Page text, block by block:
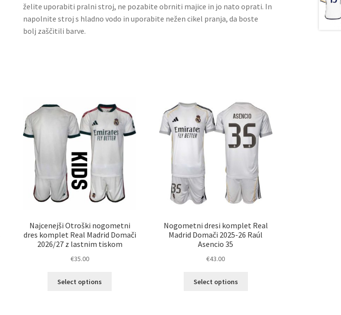
želite uporabiti pralni stroj, ne pozabite obrniti majice in jo nato oprati. In
napolnite stroj s hladno vodo in uporabite nežen cikel pranja, da boste
bolj zaščitili barve.
Najcenejši Otroški nogometni
dres komplet Real Madrid Domači
2026/27 z lastnim tiskom
€35.00
Select options
Nogometni dresi komplet Real
Madrid Domači 2025-26 Raúl
Asencio 35
€43.00
Select options